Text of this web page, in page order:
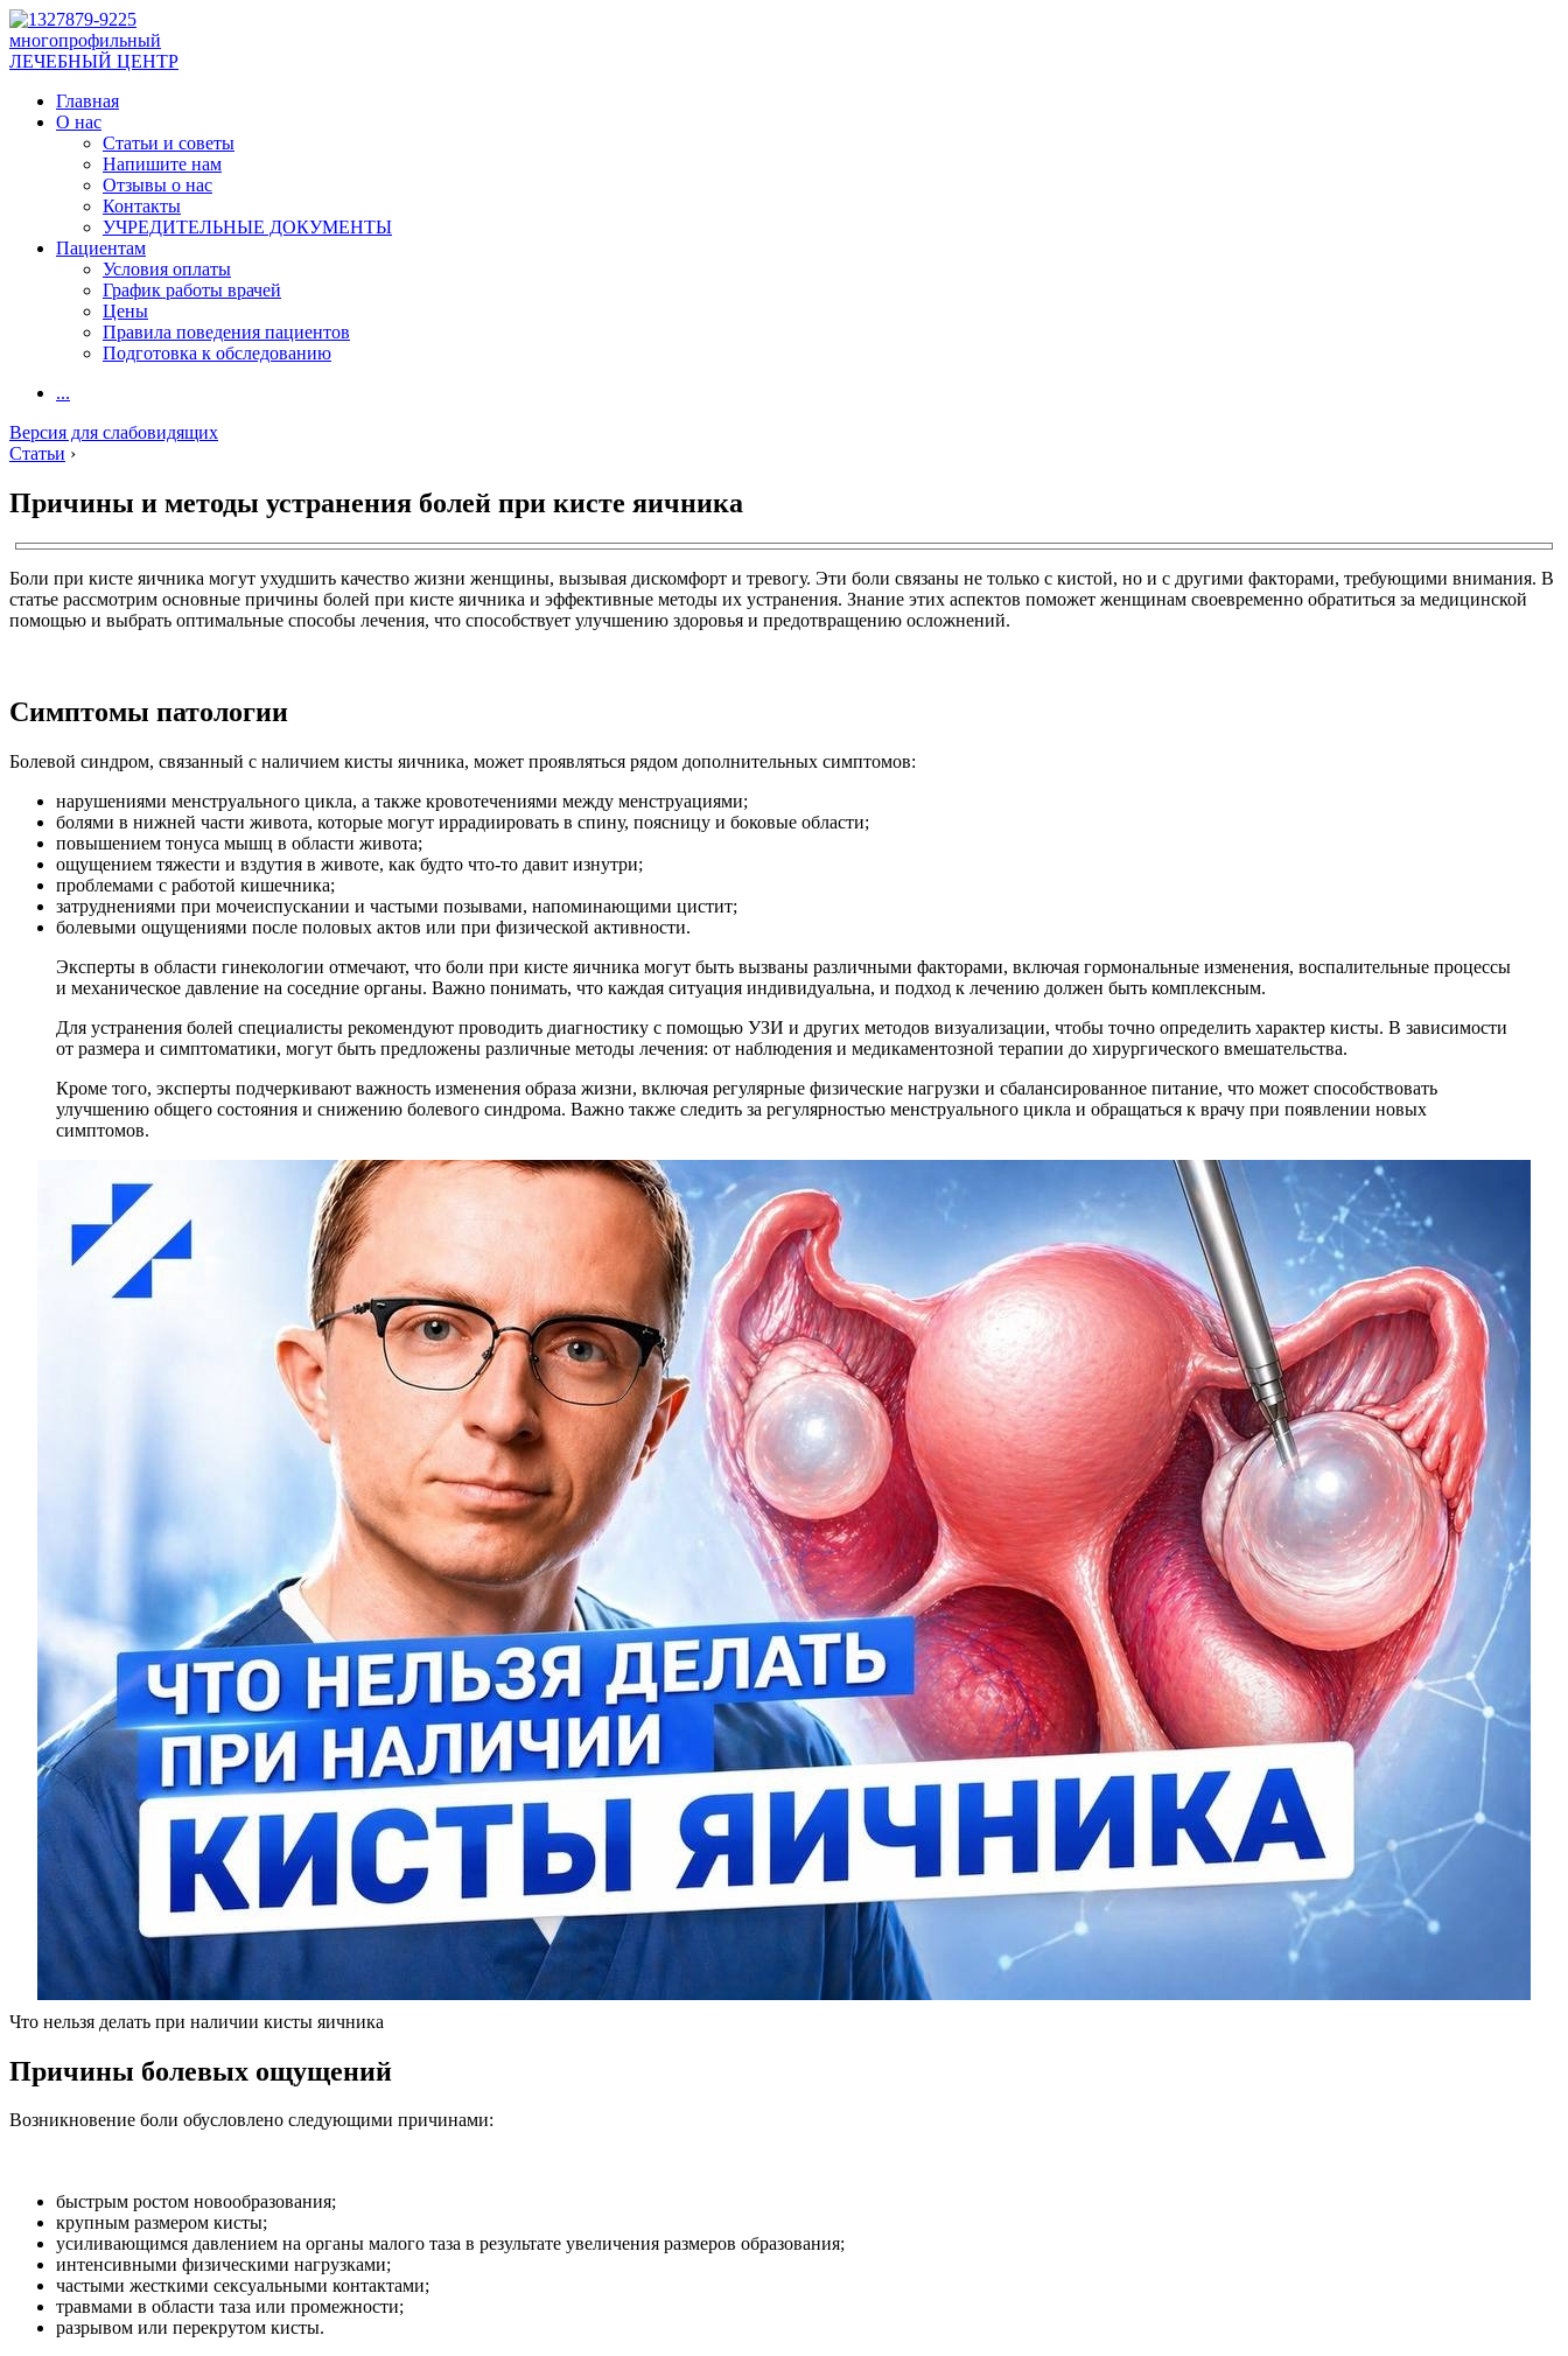
многопрофильный
ЛЕЧЕБНЫЙ ЦЕНТР
Главная
О нас
Статьи и советы
Напишите нам
Отзывы о нас
Контакты
УЧРЕДИТЕЛЬНЫЕ ДОКУМЕНТЫ
Пациентам
Условия оплаты
График работы врачей
Цены
Правила поведения пациентов
Подготовка к обследованию
...
Версия для слабовидящих
Статьи ›
Причины и методы устранения болей при кисте яичника
Боли при кисте яичника могут ухудшить качество жизни женщины, вызывая дискомфорт и тревогу. Эти боли связаны не только с кистой, но и с другими факторами, требующими внимания. В
статье рассмотрим основные причины болей при кисте яичника и эффективные методы их устранения. Знание этих аспектов поможет женщинам своевременно обратиться за медицинской
помощью и выбрать оптимальные способы лечения, что способствует улучшению здоровья и предотвращению осложнений.
Симптомы патологии
Болевой синдром, связанный с наличием кисты яичника, может проявляться рядом дополнительных симптомов:
нарушениями менструального цикла, а также кровотечениями между менструациями;
болями в нижней части живота, которые могут иррадиировать в спину, поясницу и боковые области;
повышением тонуса мышц в области живота;
ощущением тяжести и вздутия в животе, как будто что-то давит изнутри;
проблемами с работой кишечника;
затруднениями при мочеиспускании и частыми позывами, напоминающими цистит;
болевыми ощущениями после половых актов или при физической активности.
Эксперты в области гинекологии отмечают, что боли при кисте яичника могут быть вызваны различными факторами, включая гормональные изменения, воспалительные процессы
и механическое давление на соседние органы. Важно понимать, что каждая ситуация индивидуальна, и подход к лечению должен быть комплексным.
Для устранения болей специалисты рекомендуют проводить диагностику с помощью УЗИ и других методов визуализации, чтобы точно определить характер кисты. В зависимости
от размера и симптоматики, могут быть предложены различные методы лечения: от наблюдения и медикаментозной терапии до хирургического вмешательства.
Кроме того, эксперты подчеркивают важность изменения образа жизни, включая регулярные физические нагрузки и сбалансированное питание, что может способствовать
улучшению общего состояния и снижению болевого синдрома. Важно также следить за регулярностью менструального цикла и обращаться к врачу при появлении новых
симптомов.
Что нельзя делать при наличии кисты яичника
Причины болевых ощущений
Возникновение боли обусловлено следующими причинами:
быстрым ростом новообразования;
крупным размером кисты;
усиливающимся давлением на органы малого таза в результате увеличения размеров образования;
интенсивными физическими нагрузками;
частыми жесткими сексуальными контактами;
травмами в области таза или промежности;
разрывом или перекрутом кисты.